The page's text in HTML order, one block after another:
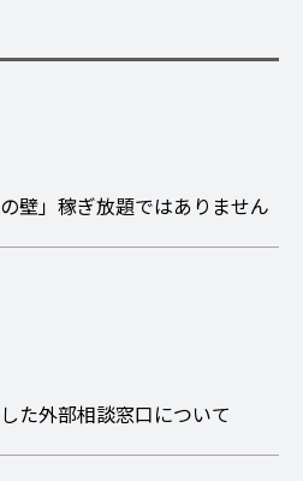
壁」稼ぎ放題ではありません
た外部相談窓口について